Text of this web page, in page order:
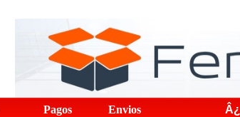
Pagos Envios